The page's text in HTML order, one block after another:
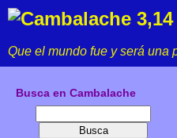
Cambalache
Que el mundo fue y será una
Busca en Cambalache